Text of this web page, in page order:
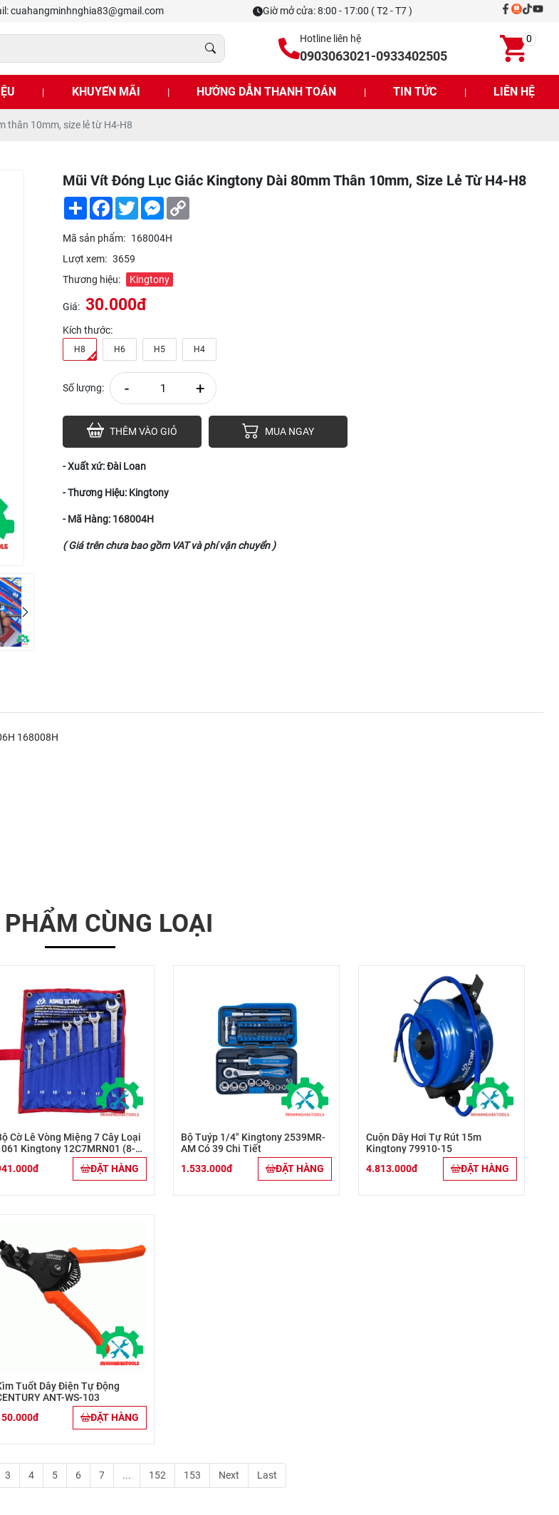
cuahangminhnghia83@gmail.com Giờ mở cửa: 8:00 - 17:00 ( T2 - T7 )
Hotline liên hệ
0903063021-0933402505
0
| KHUYẾN MÃI | HƯỚNG DẪN THANH TOÁN | TIN TỨC | LIÊN HỆ
thân 10mm, size lẻ từ H4-H8
Mũi Vít Đóng Lục Giác Kingtony Dài 80mm Thân 10mm, Size Lẻ Từ H4-H8
Share Facebook
TwitterMessenger
Mã sản phẩm: 168004H
Lượt xem: 3659
Thương hiệu:
Kingtony
Giá: 30.000đ
Kích thước:
H8 H6 H5 H4
Số lượng: - +
THÊM VÀO GIỎ MUA NGAY
- Xuất xứ: Đài Loan
- Thương Hiệu: Kingtony
- Mã Hàng: 168004H
( Giá trên chưa bao gồm VAT và phí vận chuyển )
168008H
CÙNG LOẠI
Cờ Lê Vòng Miệng 7 Cây Loại
Kingtony 12C7MRN01 (8-
ĐẶT HÀNG
Bộ Tuýp 1/4" Kingtony 2539MR-
AM Có 39 Chi Tiết
1.533.000đ
ĐẶT HÀNG
Cuộn Dây Hơi Tự Rút 15m
Kingtony 79910-15
4.813.000đ
ĐẶT HÀNG
Tuốt Dây Điện Tự Động
ANT-WS-103
ĐẶT HÀNG
3 4 5 6 7 ... 152 153 Next Last